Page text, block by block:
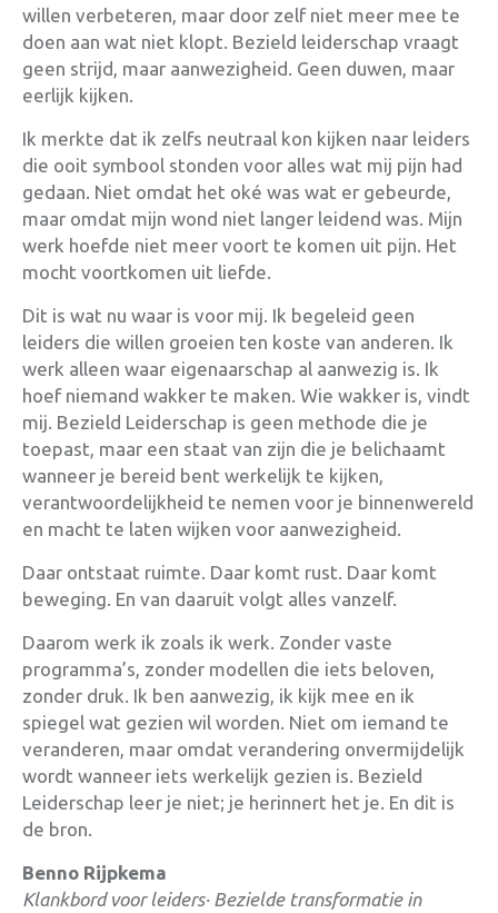
willen verbeteren, maar door zelf niet meer mee te
doen aan wat niet klopt. Bezield leiderschap vraagt
geen strijd, maar aanwezigheid. Geen duwen, maar
eerlijk kijken.
Ik merkte dat ik zelfs neutraal kon kijken naar leiders
die ooit symbool stonden voor alles wat mij pijn had
gedaan. Niet omdat het oké was wat er gebeurde,
maar omdat mijn wond niet langer leidend was. Mijn
werk hoefde niet meer voort te komen uit pijn. Het
mocht voortkomen uit liefde.
Dit is wat nu waar is voor mij. Ik begeleid geen
leiders die willen groeien ten koste van anderen. Ik
werk alleen waar eigenaarschap al aanwezig is. Ik
hoef niemand wakker te maken. Wie wakker is, vindt
mij. Bezield Leiderschap is geen methode die je
toepast, maar een staat van zijn die je belichaamt
wanneer je bereid bent werkelijk te kijken,
verantwoordelijkheid te nemen voor je binnenwereld
en macht te laten wijken voor aanwezigheid.
Daar ontstaat ruimte. Daar komt rust. Daar komt
beweging. En van daaruit volgt alles vanzelf.
Daarom werk ik zoals ik werk. Zonder vaste
programma’s, zonder modellen die iets beloven,
zonder druk. Ik ben aanwezig, ik kijk mee en ik
spiegel wat gezien wil worden. Niet om iemand te
veranderen, maar omdat verandering onvermijdelijk
wordt wanneer iets werkelijk gezien is. Bezield
Leiderschap leer je niet; je herinnert het je. En dit is
de bron.
Benno Rijpkema
Klankbord voor leiders· Bezielde transformatie in